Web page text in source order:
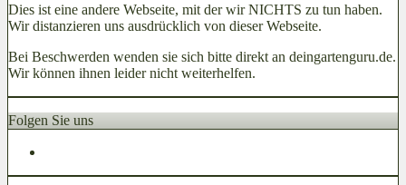
Dies ist eine andere Webseite, mit der wir NICHTS zu tun haben.
Wir distanzieren uns ausdrücklich von dieser Webseite.
Bei Beschwerden wenden sie sich bitte direkt an deingartenguru.de.
Wir können ihnen leider nicht weiterhelfen.
Folgen Sie uns